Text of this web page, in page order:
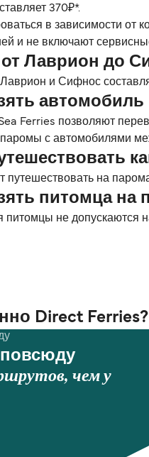
370₽*.
в зависимости от
и не включают
от Лаврион до
и Сифнос
Ferries позволяют
паромы с автомобилями
путешествовать на
питомца
питомцы не допускаются
Direct Ferries?
повсюду
чем у